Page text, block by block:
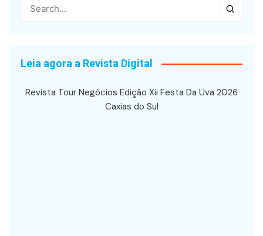
Leia agora a Revista Digital
Revista Tour Negócios Edição Xii Festa Da Uva 2026
Caxias do Sul